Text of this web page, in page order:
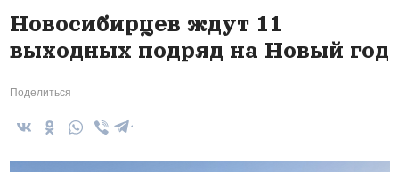
Новосибирцев ждут 11
выходных подряд на Новый год
Поделиться